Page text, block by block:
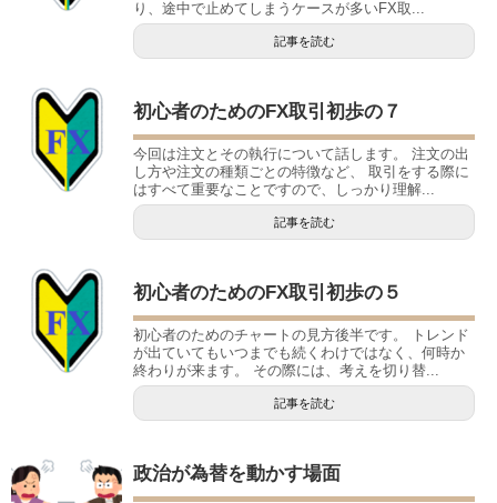
り、途中で止めてしまうケースが多いFX取...
記事を読む
初心者のためのFX取引初歩の７
今回は注文とその執行について話します。 注文の出
し方や注文の種類ごとの特徴など、 取引をする際に
はすべて重要なことですので、しっかり理解...
記事を読む
初心者のためのFX取引初歩の５
初心者のためのチャートの見方後半です。 トレンド
が出ていてもいつまでも続くわけではなく、何時か
終わりが来ます。 その際には、考えを切り替...
記事を読む
政治が為替を動かす場面